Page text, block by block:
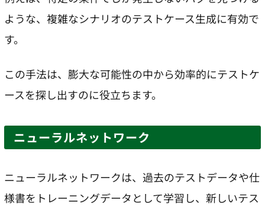
ような、複雑なシナリオのテストケース生成に有効で
す。
この手法は、膨大な可能性の中から効率的にテストケ
ースを探し出すのに役立ちます。
ニューラルネットワーク
ニューラルネットワークは、過去のテストデータや仕
様書をトレーニングデータとして学習し、新しいテス